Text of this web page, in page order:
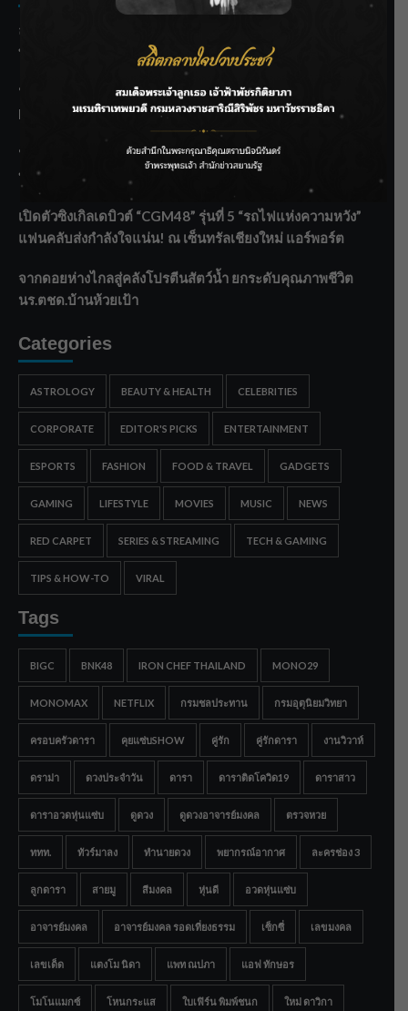
ลุยไม่หยุด!! กรมชลฯ เร่งเคลียร์ผักตบชวา-ติดตั้งเครื่องสูบน้ำ
ทั่วไทย
“BILLKIN” สร้างความภาคภูมิใจ คว้ารางวัลใหญ่ Weibo
Malaysia พร้อมโชว์สุดประทับใจ
“สุริยะ” สั่งกรมชลฯ เฝ้าระวังน้ำ 24 ชม. รับมือฝนสิงหาคม
บริหารเชิงรุกลดเสี่ยงน้ำท่วม
เปิดตัวซิงเกิลเดบิวต์ “CGM48” รุ่นที่ 5 “รถไฟแห่งความหวัง”
แฟนคลับส่งกำลังใจแน่น! ณ เซ็นทรัลเชียงใหม่ แอร์พอร์ต
จากดอยห่างไกลสู่คลังโปรตีนสัตว์น้ำ ยกระดับคุณภาพชีวิต
นร.ตชด.บ้านห้วยเป้า
Categories
ASTROLOGY BEAUTY & HEALTH CELEBRITIES
CORPORATE EDITOR'S PICKS ENTERTAINMENT
ESPORTS FASHION FOOD & TRAVEL GADGETS
GAMING LIFESTYLE MOVIES MUSIC NEWS
RED CARPET SERIES & STREAMING TECH & GAMING
TIPS & HOW-TO VIRAL
Tags
BIGC BNK48 IRON CHEF THAILAND MONO29
MONOMAX NETFLIX กรมชลประทาน กรมอุตุนิยมวิทยา
ครอบครัวดารา คุยแซ่บSHOW คู่รัก คู่รักดารา งานวิวาห์
ดราม่า ดวงประจำวัน ดารา ดาราติดโควิด19 ดาราสาว
ดาราอวดหุ่นแซ่บ ดูดวง ดูดวงอาจารย์มงคล ตรวจหวย
ททท. ทัวร์มาลง ทำนายดวง พยากรณ์อากาศ ละครช่อง 3
ลูกดารา สายมู สีมงคล หุ่นดี อวดหุ่นแซ่บ
อาจารย์มงคล อาจารย์มงคล รอดเที่ยงธรรม เซ็กซี่ เลขมงคล
เลขเด็ด แตงโม นิดา แพท ณปภา แอฟ ทักษอร
โมโนแมกซ์ โหนกระแส ใบเฟิร์น พิมพ์ชนก ใหม่ ดาวิกา